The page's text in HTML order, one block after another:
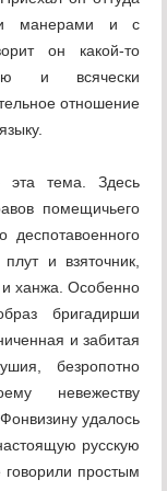
манерами и с
он какой-то
и всячески
отношение
эта тема. Здесь
помещичьего
деспотавоенного
и взяточник,
ханжа. Особенно
бригадирши
и забитая
безропотно
невежеству
удалось
русскую
простым